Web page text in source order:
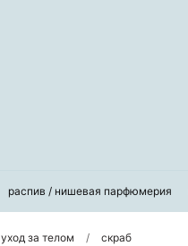
распив / нишевая парфюмерия
уход за телом скраб